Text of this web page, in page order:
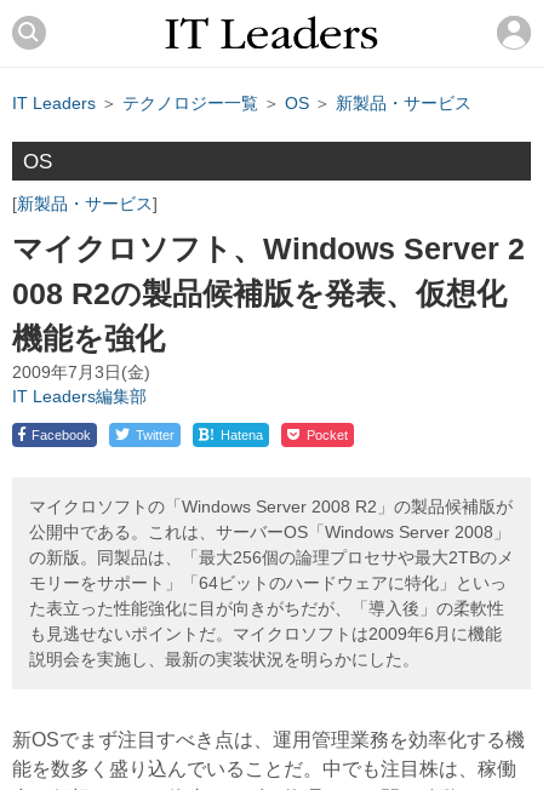
IT Leaders ＞ テクノロジー一覧 ＞ OS ＞ 新製品・サービス
OS
新製品・サービス
マイクロソフト、Windows Server 2
008 R2の製品候補版を発表、仮想化
機能を強化
2009年7月3日(金)
IT Leaders編集部
Facebook Twitter ! Hatena Pocket
マイクロソフトの「Windows Server 2008 R2」の製品候補版が
公開中である。これは、サーバーOS「Windows Server 2008」
の新版。同製品は、「最大256個の論理プロセサや最大2TBのメ
モリーをサポート」「64ビットのハードウェアに特化」といっ
た表立った性能強化に目が向きがちだが、「導入後」の柔軟性
も見逃せないポイントだ。マイクロソフトは2009年6月に機能
説明会を実施し、最新の実装状況を明らかにした。
新OSでまず注目すべき点は、運用管理業務を効率化する機
能を数多く盛り込んでいることだ。中でも注目株は、稼働